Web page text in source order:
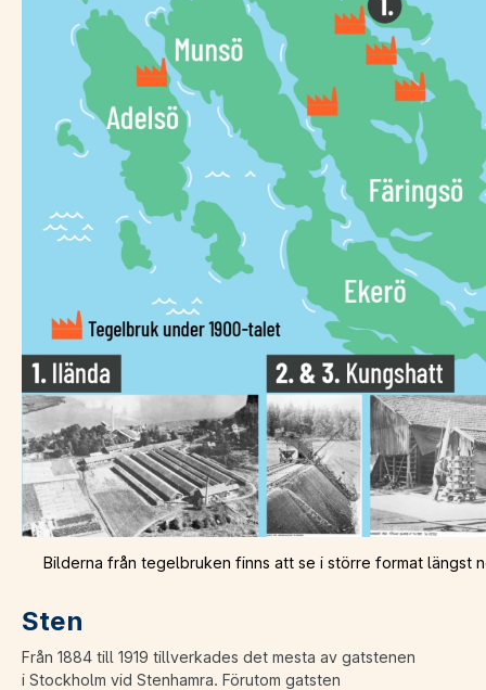
Bilderna från tegelbruken finns att se i större format längst
Sten
Från 1884 till 1919 tillverkades det mesta av gatstenen
i Stockholm vid Stenhamra. Förutom gatsten